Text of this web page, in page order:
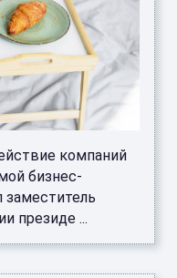
компаний
бизнес-
заместитель
президе ...